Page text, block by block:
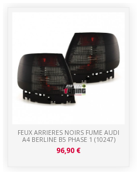
FEUX ARRIERES NOIRS FUME AUDI
A4 BERLINE B5 PHASE 1 (10247)
96,90 €